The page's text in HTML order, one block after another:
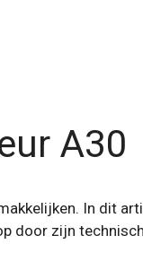
A30
In dit
door zijn